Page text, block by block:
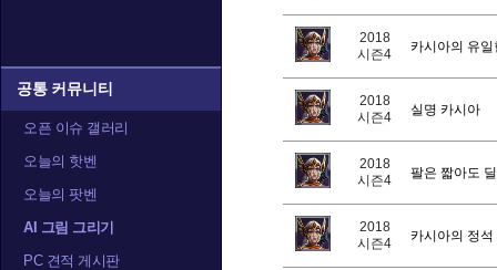
공통 커뮤니티
오픈 이슈 갤러리
오늘의 핫벤
오늘의 팟벤
AI 그림 그리기
PC 견적 게시판
2018
시즌4
카시아의 유
2018
시즌4
실명 카시아
2018
시즌4
팔은 짧아도
2018
시즌4
카시아의 정